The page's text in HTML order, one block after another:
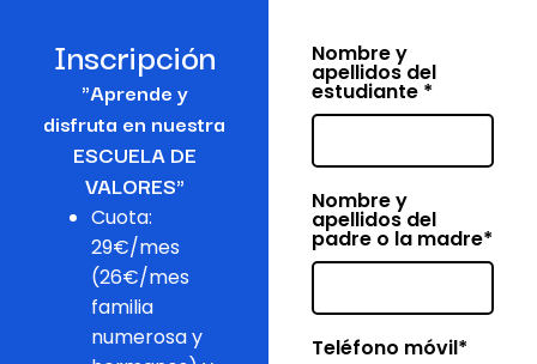
Jet Engine Booking
Jet Engine Refer
Nombre y
apellidos del
estudiante *
Field Nombre
Nombre y
apellidos del
padre o la madre*
Field Padre
Teléfono móvil*
Tel Copy
Inscripción
"Aprende y
disfruta en nuestra
ESCUELA DE
VALORES"
Cuota:
29€/mes
(26€/mes
familia
numerosa y